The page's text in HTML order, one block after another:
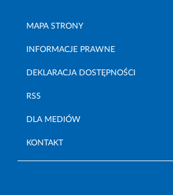
MAPA STRONY
INFORMACJE PRAWNE
DEKLARACJA DOSTĘPNOŚCI
RSS
DLA MEDIÓW
KONTAKT